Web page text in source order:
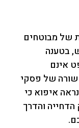
של מבוטחים
בטענה
אינם
שורה של פסקי
איפוא כי
והדרך